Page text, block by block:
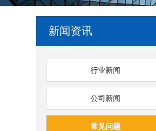
新闻资讯
行业新闻
公司新闻
常见问题